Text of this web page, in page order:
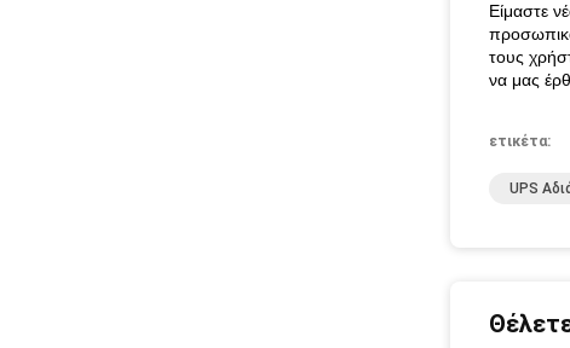
Είμαστε
τους
να μας
ετικέτα:
UPS